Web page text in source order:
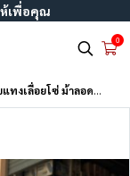
เพื่อคุณ
0
งเลื่อยโซ่ ม้าลอดห่วง อย่างดี